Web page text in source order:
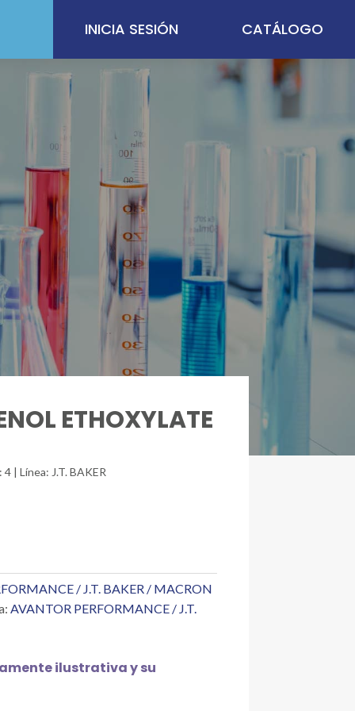
INICIA SESIÓN CATÁLOGO
ETHOXYLATE
| Línea: J.T. BAKER
/ J.T. BAKER / MACRON
AVANTOR PERFORMANCE / J.T.
ilustrativa y su